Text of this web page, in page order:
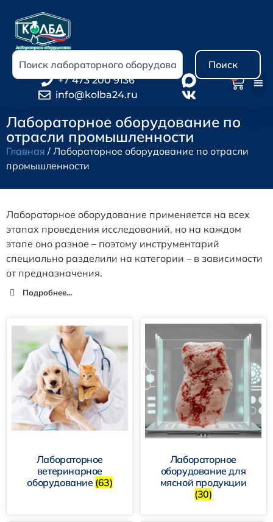
Поиск
+7 473 200 9136
info@kolba24.ru
Лабораторное оборудование по
отрасли промышленности
Главная / Лабораторное оборудование по отрасли
промышленности
Лабораторное оборудование применяется на всех
этапах проведения исследований, но на каждом
этапе оно разное – поэтому инструментарий
специально разделили на категории – в зависимости
от предназначения.
Подробнее...
Лабораторное
ветеринарное
оборудование (63)
Лабораторное
оборудование для
мясной продукции
(30)